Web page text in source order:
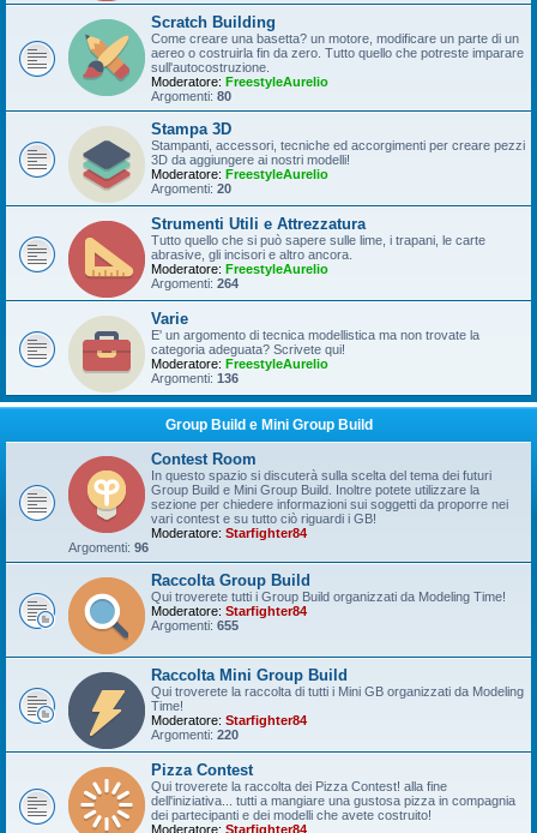
Scratch Building
Come creare una basetta? un motore, modificare un parte di un
aereo o costruirla fin da zero. Tutto quello che potreste imparare
sull'autocostruzione.
Moderatore: FreestyleAurelio
Argomenti: 80
Stampa 3D
Stampanti, accessori, tecniche ed accorgimenti per creare pezzi
3D da aggiungere ai nostri modelli!
Moderatore: FreestyleAurelio
Argomenti: 20
Strumenti Utili e Attrezzatura
Tutto quello che si può sapere sulle lime, i trapani, le carte
abrasive, gli incisori e altro ancora.
Moderatore: FreestyleAurelio
Argomenti: 264
Varie
E' un argomento di tecnica modellistica ma non trovate la
categoria adeguata? Scrivete qui!
Moderatore: FreestyleAurelio
Argomenti: 136
Group Build e Mini Group Build
Contest Room
In questo spazio si discuterà sulla scelta del tema dei futuri
Group Build e Mini Group Build. Inoltre potete utilizzare la
sezione per chiedere informazioni sui soggetti da proporre nei
vari contest e su tutto ciò riguardi i GB!
Moderatore: Starfighter84
Argomenti: 96
Raccolta Group Build
Qui troverete tutti i Group Build organizzati da Modeling Time!
Moderatore: Starfighter84
Argomenti: 655
Raccolta Mini Group Build
Qui troverete la raccolta di tutti i Mini GB organizzati da Modeling
Time!
Moderatore: Starfighter84
Argomenti: 220
Pizza Contest
Qui troverete la raccolta dei Pizza Contest! alla fine
dell'iniziativa... tutti a mangiare una gustosa pizza in compagnia
dei partecipanti e dei modelli che avete costruito!
Moderatore: Starfighter84